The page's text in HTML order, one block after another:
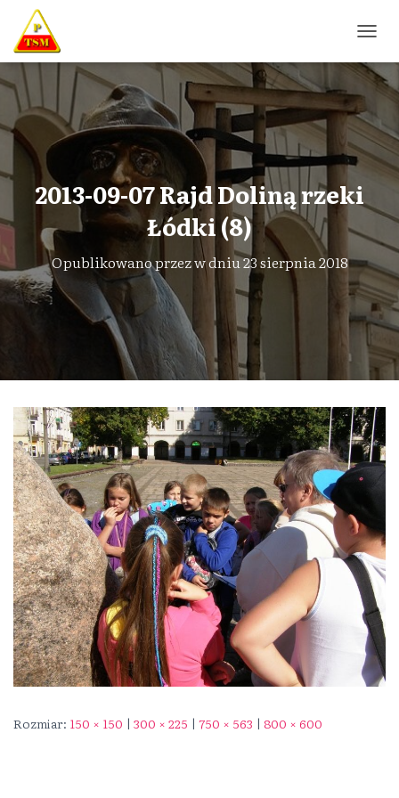
R
Z
Ł
Ą
C
W
G
A
C
J
Ę
2013-09-07 Rajd Doliną rzeki
Łódki (8)
Opublikowano przezw dniu23 sierpnia 2018
Rozmiar: 150 × 150 | 300 × 225 | 750 × 563 | 800 × 600